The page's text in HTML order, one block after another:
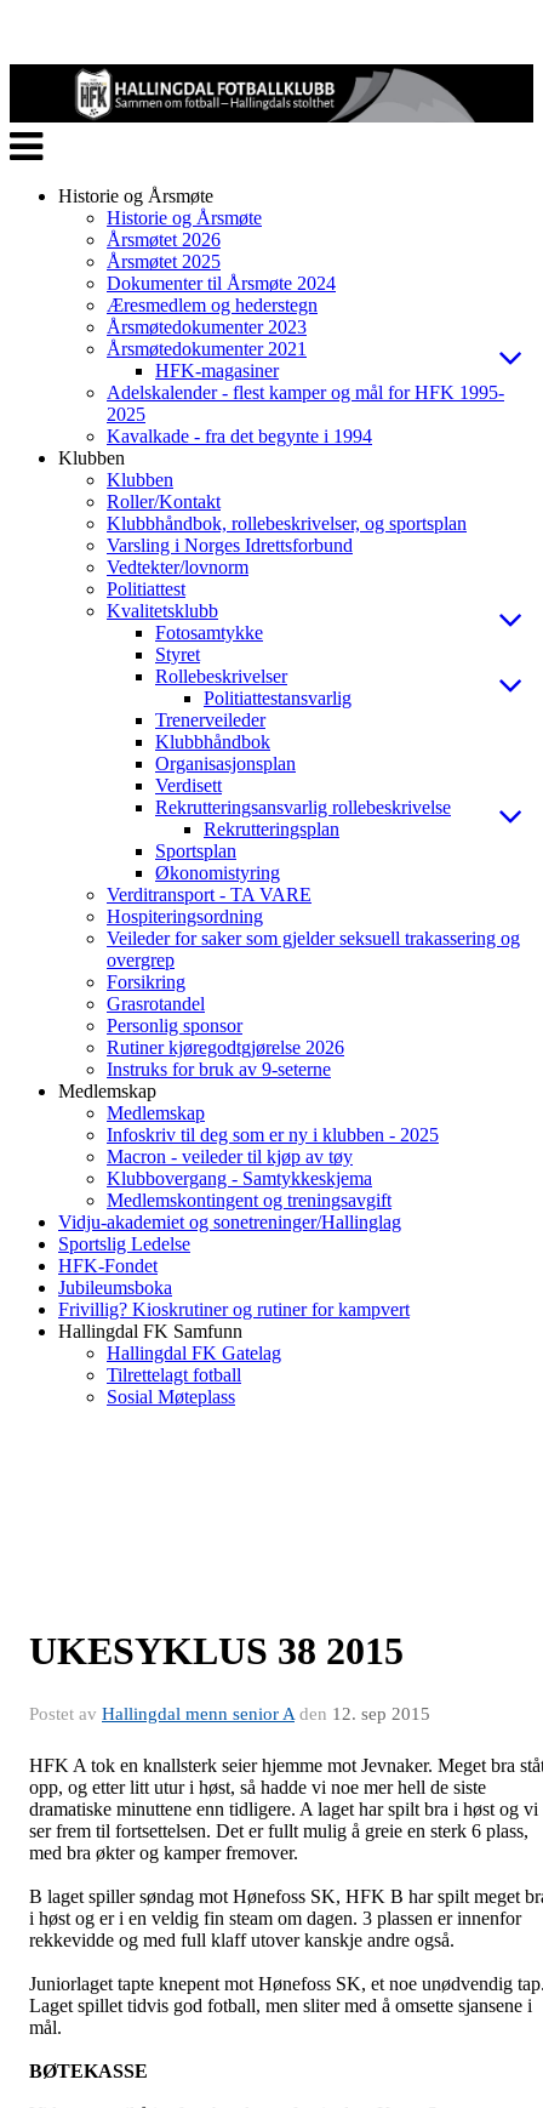
Veksle
navigasjon
Historie og Årsmøte
Historie og Årsmøte
Årsmøtet 2026
Årsmøtet 2025
Dokumenter til Årsmøte 2024
Æresmedlem og hederstegn
Årsmøtedokumenter 2023
Årsmøtedokumenter 2021
HFK-magasiner
Adelskalender - flest kamper og mål for HFK 1995-
2025
Kavalkade - fra det begynte i 1994
Klubben
Klubben
Roller/Kontakt
Klubbhåndbok, rollebeskrivelser, og sportsplan
Varsling i Norges Idrettsforbund
Vedtekter/lovnorm
Politiattest
Kvalitetsklubb
Fotosamtykke
Styret
Rollebeskrivelser
Politiattestansvarlig
Trenerveileder
Klubbhåndbok
Organisasjonsplan
Verdisett
Rekrutteringsansvarlig rollebeskrivelse
Rekrutteringsplan
Sportsplan
Økonomistyring
Verditransport - TA VARE
Hospiteringsordning
Veileder for saker som gjelder seksuell trakassering og
overgrep
Forsikring
Grasrotandel
Personlig sponsor
Rutiner kjøregodtgjørelse 2026
Instruks for bruk av 9-seterne
Medlemskap
Medlemskap
Infoskriv til deg som er ny i klubben - 2025
Macron - veileder til kjøp av tøy
Klubbovergang - Samtykkeskjema
Medlemskontingent og treningsavgift
Vidju-akademiet og sonetreninger/Hallinglag
Sportslig Ledelse
HFK-Fondet
Jubileumsboka
Frivillig? Kioskrutiner og rutiner for kampvert
Hallingdal FK Samfunn
Hallingdal FK Gatelag
Tilrettelagt fotball
Sosial Møteplass
UKESYKLUS 38 2015
Postet av Hallingdal menn senior A den 12. sep 2015
HFK A tok en knallsterk seier hjemme mot Jevnaker. Meget bra
opp, og etter litt utur i høst, så hadde vi noe mer hell de siste
dramatiske minuttene enn tidligere. A laget har spilt bra i høst og vi
ser frem til fortsettelsen. Det er fullt mulig å greie en sterk 6 plass,
med bra økter og kamper fremover.
B laget spiller søndag mot Hønefoss SK, HFK B har spilt meget
i høst og er i en veldig fin steam om dagen. 3 plassen er innenfor
rekkevidde og med full klaff utover kanskje andre også.
Juniorlaget tapte knepent mot Hønefoss SK, et noe unødvendig
Laget spillet tidvis god fotball, men sliter med å omsette sjansene i
mål.
BØTEKASSE